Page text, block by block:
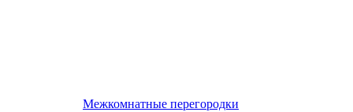
Межкомнатные перегородки